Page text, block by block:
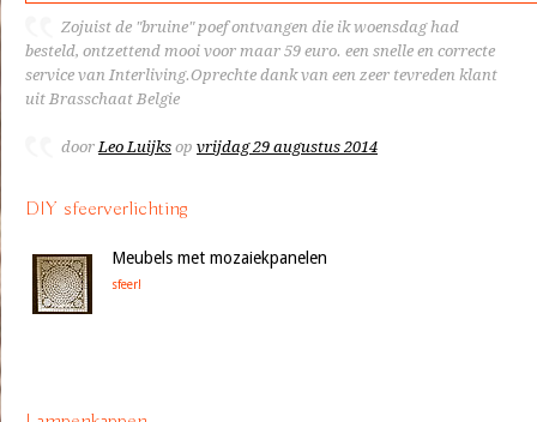
Zojuist de "bruine" poef ontvangen die ik woensdag had
besteld, ontzettend mooi voor maar 59 euro. een snelle en correcte
service van Interliving.Oprechte dank van een zeer tevreden klant
uit Brasschaat Belgie
doorLeo Luijks op vrijdag 29 augustus 2014
DIY sfeerverlichting
Meubels met mozaiekpanelen
sfeer!